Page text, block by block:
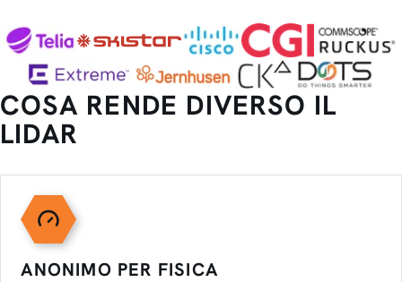
COSA RENDE DIVERSO IL
LIDAR
ANONIMO PER FISICA